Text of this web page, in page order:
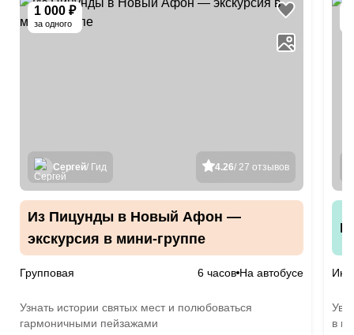
1 000 ₽
за одного
4.26/ 27 отзывов
Сергей/ Гид
Из Пицунды в Новый Афон —
экскурсия в мини-группе
Групповая 6 часов На автобусе
Узнать истории святых мест и полюбоваться
гармоничными пейзажами
в